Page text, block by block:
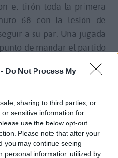
Do Not Process My
sharing to third parties, or
sensitive information for
use the below opt-out
Please note that after your
you may continue seeing
personal information utilized by
el tirón toda la primera
68 con la lesión de
a su par. Una jugada
de mandar el partido
honor y con seguridad
temporada que viene.